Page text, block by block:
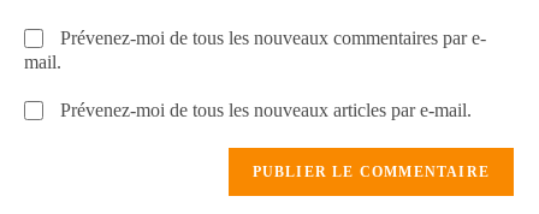
Prévenez-moi de tous les nouveaux commentaires par e-
mail.
Prévenez-moi de tous les nouveaux articles par e-mail.